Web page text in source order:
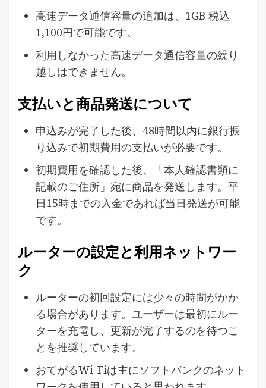
高速データ通信容量の追加は、1GB 税込
1,100円で可能です。
利用しなかった高速データ通信容量の繰り
越しはできません。
支払いと商品発送について
申込みが完了した後、48時間以内に銀行振
り込みで初期費用の支払いが必要です。
初期費用を確認した後、「本人確認書類に
記載のご住所」宛に商品を発送します。平
日15時までの入金であれば当日発送が可能
です。
ルーターの設定と利用ネットワー
ク
ルーターの初回設定には少々の時間がかか
る場合があります。ユーザーは最初にルー
ターを充電し、更新が完了するのを待つこ
とを推奨しています。
おてがるWi-Fiは主にソフトバンクのネット